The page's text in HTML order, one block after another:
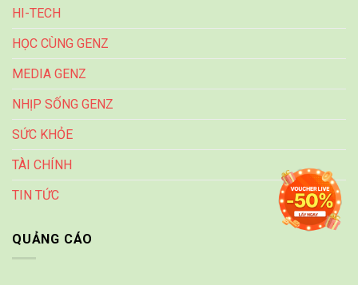
HI-TECH
HỌC CÙNG GENZ
MEDIA GENZ
NHỊP SỐNG GENZ
SỨC KHỎE
TÀI CHÍNH
TIN TỨC
QUẢNG CÁO